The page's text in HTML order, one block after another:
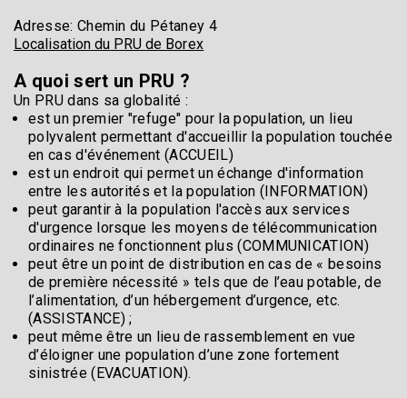
Adresse: Chemin du Pétaney 4
Localisation du PRU de Borex
A quoi sert un PRU ?
Un PRU dans sa globalité :
est un premier "refuge" pour la population, un lieu
polyvalent permettant d'accueillir la population touchée
en cas d'événement(ACCUEIL)
est un endroit qui permet un échange d'information
entre les autorités et la population (INFORMATION)
peut garantir à la population l'accès aux services
d'urgence lorsque les moyens de télécommunication
ordinaires ne fonctionnent plus (COMMUNICATION)
peut être un point de distribution en cas de « besoins
de première nécessité » tels que de l’eau potable, de
l’alimentation, d’un hébergement d’urgence, etc.
(ASSISTANCE) ;
peut même être un lieu de rassemblement en vue
d’éloigner une population d’une zone fortement
sinistrée (EVACUATION).